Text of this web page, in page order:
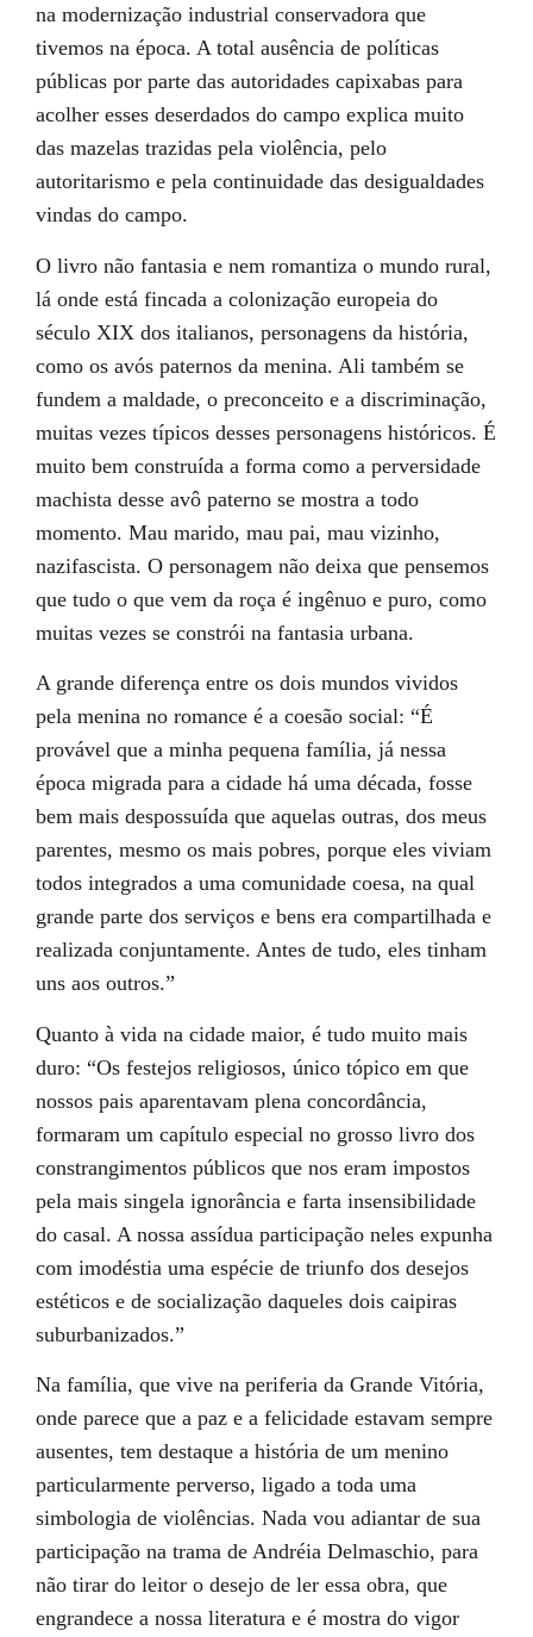
na modernização industrial conservadora que
tivemos na época. A total ausência de políticas
públicas por parte das autoridades capixabas para
acolher esses deserdados do campo explica muito
das mazelas trazidas pela violência, pelo
autoritarismo e pela continuidade das desigualdades
vindas do campo.
O livro não fantasia e nem romantiza o mundo rural,
lá onde está fincada a colonização europeia do
século XIX dos italianos, personagens da história,
como os avós paternos da menina. Ali também se
fundem a maldade, o preconceito e a discriminação,
muitas vezes típicos desses personagens históricos. É
muito bem construída a forma como a perversidade
machista desse avô paterno se mostra a todo
momento. Mau marido, mau pai, mau vizinho,
nazifascista. O personagem não deixa que pensemos
que tudo o que vem da roça é ingênuo e puro, como
muitas vezes se constrói na fantasia urbana.
A grande diferença entre os dois mundos vividos
pela menina no romance é a coesão social: “É
provável que a minha pequena família, já nessa
época migrada para a cidade há uma década, fosse
bem mais despossuída que aquelas outras, dos meus
parentes, mesmo os mais pobres, porque eles viviam
todos integrados a uma comunidade coesa, na qual
grande parte dos serviços e bens era compartilhada e
realizada conjuntamente. Antes de tudo, eles tinham
uns aos outros.”
Quanto à vida na cidade maior, é tudo muito mais
duro: “Os festejos religiosos, único tópico em que
nossos pais aparentavam plena concordância,
formaram um capítulo especial no grosso livro dos
constrangimentos públicos que nos eram impostos
pela mais singela ignorância e farta insensibilidade
do casal. A nossa assídua participação neles expunha
com imodéstia uma espécie de triunfo dos desejos
estéticos e de socialização daqueles dois caipiras
suburbanizados.”
Na família, que vive na periferia da Grande Vitória,
onde parece que a paz e a felicidade estavam sempre
ausentes, tem destaque a história de um menino
particularmente perverso, ligado a toda uma
simbologia de violências. Nada vou adiantar de sua
participação na trama de Andréia Delmaschio, para
não tirar do leitor o desejo de ler essa obra, que
engrandece a nossa literatura e é mostra do vigor